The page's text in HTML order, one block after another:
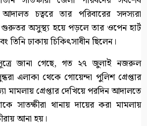
আদালত চত্বরে তার পরিবারের সদস্যরা
গুরুতর অসুস্থ্য হয়ে পড়লে তার ওপেন হার্ট
তিনি ঢাকায় চিকিৎসাধীন ছিলেন।
জানা গেছে, গত ২৭ জুলাই নজরুল
এলাকা থেকে গোয়েন্দা পুলিশ গ্রেপ্তার
মামলায় গ্রেপ্তার দেখিয়ে পরদিন আদালতে
সাতক্ষীরা থানায় দায়ের করা মামলায়
আনা হয়।